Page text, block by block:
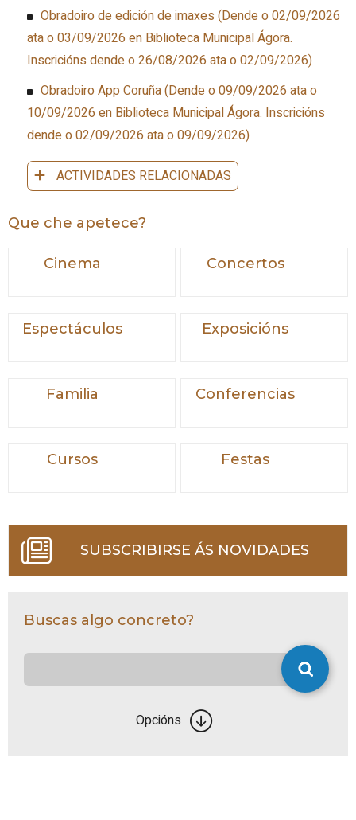
Obradoiro de edición de imaxes (Dende o 02/09/2026
ata o 03/09/2026 en Biblioteca Municipal Ágora.
Inscricións dende o 26/08/2026 ata o 02/09/2026)
Obradoiro App Coruña(Dende o 09/09/2026 ata o
10/09/2026 en Biblioteca Municipal Ágora. Inscricións
dende o 02/09/2026 ata o 09/09/2026)
ACTIVIDADES RELACIONADAS
Que che apetece?
Cinema Concertos
Espectáculos Exposicións
Familia Conferencias
Cursos Festas
SUBSCRIBIRSE ÁS NOVIDADES
Buscas algo concreto?
Opcións